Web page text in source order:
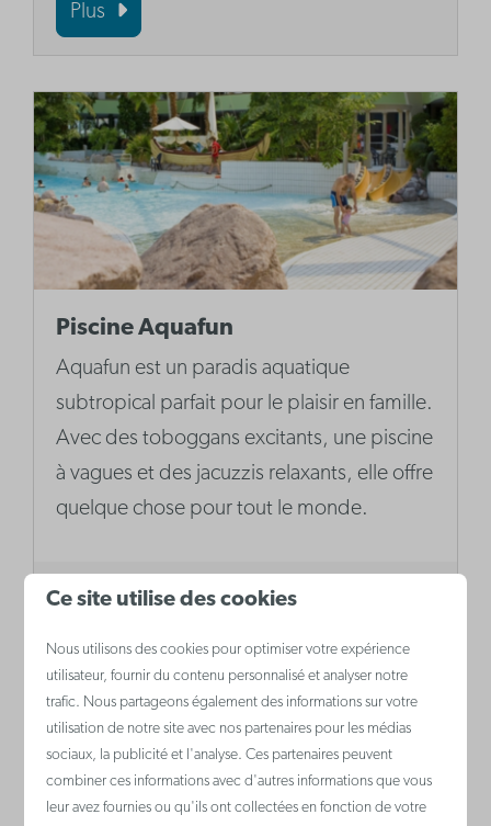
Plus
Piscine Aquafun
Aquafun est un paradis aquatique
subtropical parfait pour le plaisir en famille.
Avec des toboggans excitants, une piscine
à vagues et des jacuzzis relaxants, elle offre
quelque chose pour tout le monde.
Plus
Ce site utilise des cookies
Nous utilisons des cookies pour optimiser votre expérience
utilisateur, fournir du contenu personnalisé et analyser notre
trafic. Nous partageons également des informations sur votre
utilisation de notre site avec nos partenaires pour les médias
sociaux, la publicité et l'analyse. Ces partenaires peuvent
combiner ces informations avec d'autres informations que vous
leur avez fournies ou qu'ils ont collectées en fonction de votre